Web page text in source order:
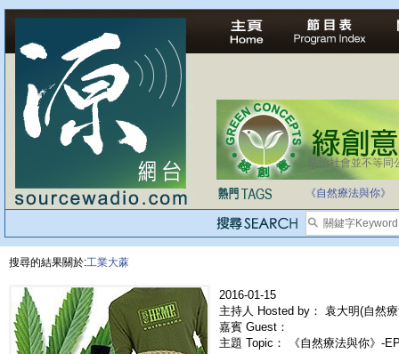
法治社會並不等同
自家教育合法化-
《自然療法與你》
搜尋的結果關於:工業大蔴
2016-01-15
主持人 Hosted by： 袁大明(自然
嘉賓 Guest：
主題 Topic： 《自然療法與你》-